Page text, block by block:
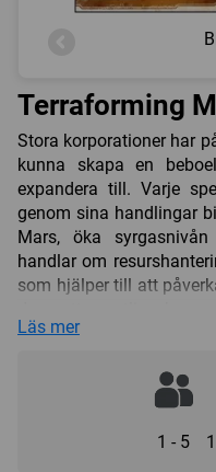
Terraforming
Stora korporationer har
kunna skapa en
expandera till. Varje
genom sina handlingar
Mars, öka
handlar om
som hjälper till att
inleds. Därefter vinner
räknekuberna i
Läs mer
1 - 5